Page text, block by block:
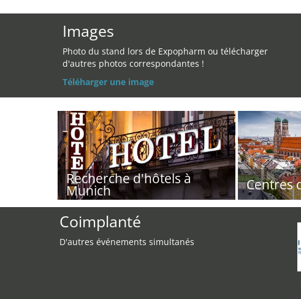
Images
Photo du stand lors de Expopharm ou télécharger
d'autres photos correspondantes !
Téléharger une image
Recherche d'hôtels à
Munich Centres
Coimplanté
D'autres événements simultanés